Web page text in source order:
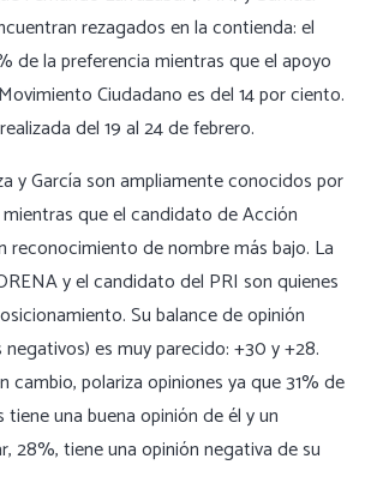
rezagados en la contienda: el
de la preferencia mientras que el apoyo
Ciudadano es del 14 por ciento.
del 19 al 24 de febrero.
y García son ampliamente conocidos por
que el candidato de Acción
reconocimiento de nombre más bajo. La
y el candidato del PRI son quienes
Su balance de opinión
es muy parecido: +30 y +28.
cambio, polariza opiniones ya que 31% de
una buena opinión de él y un
28%, tiene una opinión negativa de su